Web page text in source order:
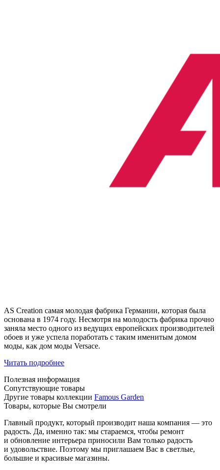
AS Creation самая молодая фабрика Германии, которая была
основана в 1974 году. Несмотря на молодость фабрика прочно
заняла место одного из ведущих европейских производителей
обоев и уже успела поработать с таким именитым домом
моды, как дом моды Versace.
Читать подробнее
Полезная информация
Сопутствующие товары
Другие товары коллекции Famous Garden
Товары, которые Вы смотрели
Главный продукт, который производит наша компания — это
радость. Да, именно так: мы стараемся, чтобы ремонт
и обновление интерьера приносили Вам только радость
и удовольствие. Поэтому мы приглашаем Вас в светлые,
большие и красивые магазины.